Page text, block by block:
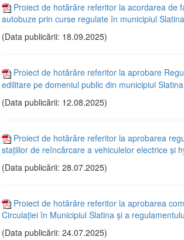
Proiect de hotărâre referitor la acordarea de
autobuze prin curse regulate în municipiul Slatina
(Data publicării: 18.09.2025)
Proiect de hotărâre referitor la aprobare
edilitare pe domeniul public din municipiul Slatina
(Data publicării: 12.08.2025)
Proiect de hotărâre referitor la aprobarea
staţiilor de reîncărcare a vehiculelor electrice şi
(Data publicării: 28.07.2025)
Proiect de hotărâre referitor la aprobarea
Circulaţiei în Municipiul Slatina și a
(Data publicării: 24.07.2025)